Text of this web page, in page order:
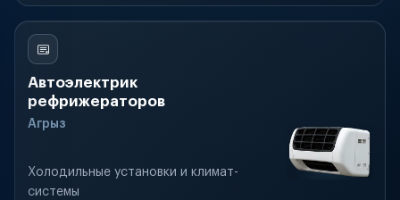
Автоэлектрик
рефрижераторов
Агрыз
Холодильные установки и климат-
системы